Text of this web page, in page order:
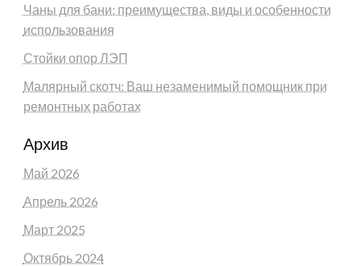
Чаны для бани: преимущества, виды и особенности
использования
Стойки опор ЛЭП
Малярный скотч: Ваш незаменимый помощник при
ремонтных работах
Архив
Май 2026
Апрель 2026
Март 2025
Октябрь 2024